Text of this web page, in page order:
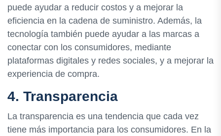
puede ayudar a reducir costos y a mejorar la
eficiencia en la cadena de suministro. Además, la
tecnología también puede ayudar a las marcas a
conectar con los consumidores, mediante
plataformas digitales y redes sociales, y a mejorar la
experiencia de compra.
4. Transparencia
La transparencia es una tendencia que cada vez
tiene más importancia para los consumidores. En la